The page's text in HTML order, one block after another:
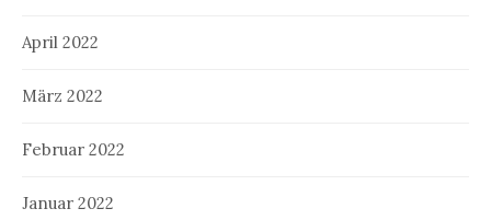
April 2022
März 2022
Februar 2022
Januar 2022